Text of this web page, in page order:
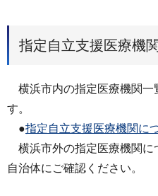
指定自立支援医療機
横浜市内の指定医療機関一
す。
●指定自立支援医療機関に
横浜市外の指定医療機関に
自治体にご確認ください。